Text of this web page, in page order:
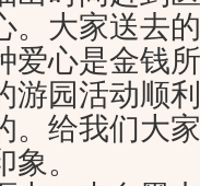
。大家送去
爱心是金钱
园活动顺
。给我们大
。